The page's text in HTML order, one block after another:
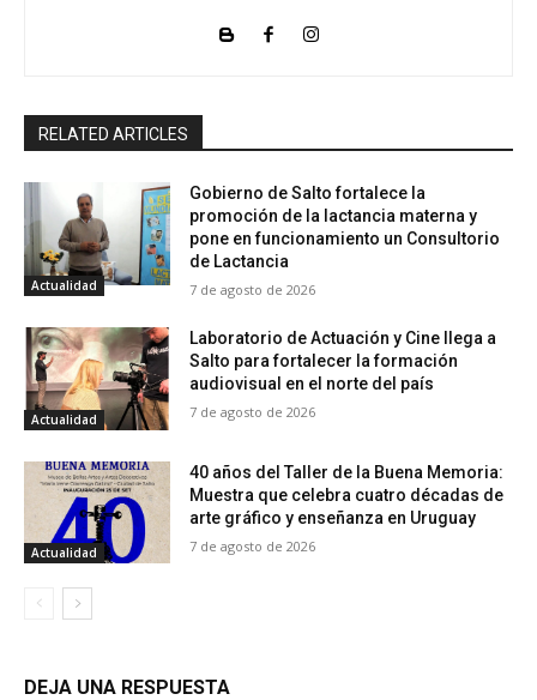
RELATED ARTICLES
Actualidad
Gobierno de Salto fortalece la
promoción de la lactancia materna y
pone en funcionamiento un Consultorio
de Lactancia
7 de agosto de 2026
Actualidad
Laboratorio de Actuación y Cine llega a
Salto para fortalecer la formación
audiovisual en el norte del país
7 de agosto de 2026
Actualidad
40 años del Taller de la Buena Memoria:
Muestra que celebra cuatro décadas de
arte gráfico y enseñanza en Uruguay
7 de agosto de 2026
DEJA UNA RESPUESTA